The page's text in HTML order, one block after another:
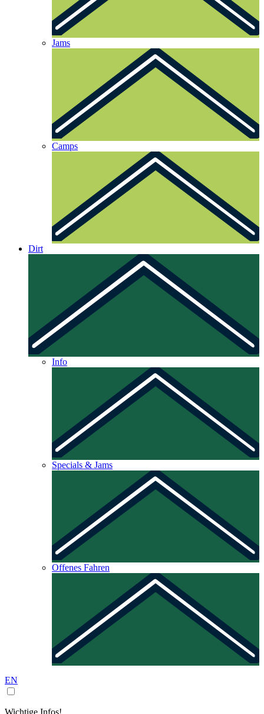
Jams
Camps
Dirt
Info
Specials & Jams
Offenes Fahren
EN
Wichtige Infos!